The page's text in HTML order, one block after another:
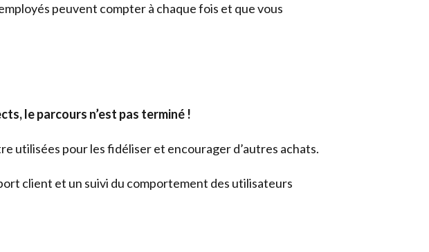
peuvent compter à chaque fois et que vous
le parcours n’est pas terminé !
utilisées pour les fidéliser et encourager d’autres achats.
client et un suivi du comportement des utilisateurs